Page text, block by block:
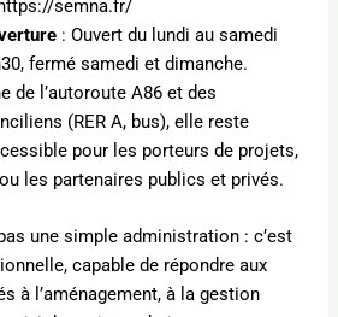
semna.fr/
: Ouvert du lundi au samedi
fermé samedi et dimanche.
de l’autoroute A86 et des
(RER A, bus), elle reste
pour les porteurs de projets,
les partenaires publics et privés.
une simple administration : c’est
capable de répondre aux
à l’aménagement, à la gestion